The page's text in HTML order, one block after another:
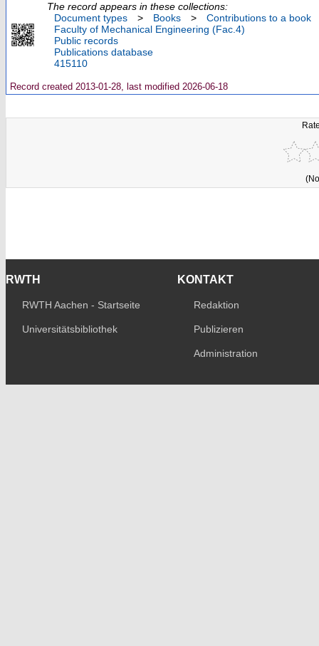
The record appears in these collections:
Document types
> Books >
Contributions to a book
Faculty of Mechanical Engineering (Fac.4)
Public records
Publications database
415110
Record created 2013-01-28, last modified 2026-06-18
RWTH
RWTH Aachen - Startseite
Universitätsbibliothek
KONTAKT
Redaktion
Publizieren
Administration